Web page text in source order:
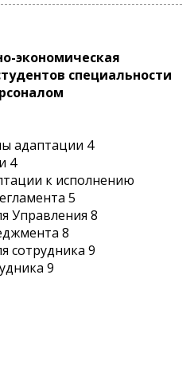
экономическая
специальности
адаптации 4
4
к исполнению
5
Управления 8
8
сотрудника 9
9